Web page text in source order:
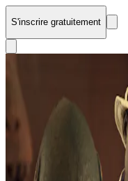
S'inscrire gratuitement